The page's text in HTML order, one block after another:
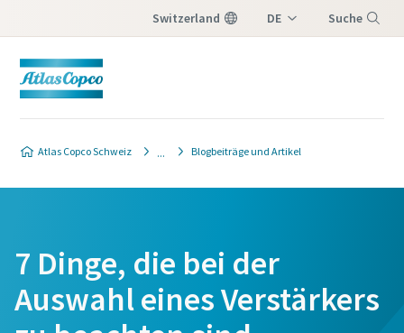
Switzerland DE Suche
Atlas Copco Schweiz Blogbeiträge und Artikel
7 Dinge, die bei der
Auswahl eines Verstärkers